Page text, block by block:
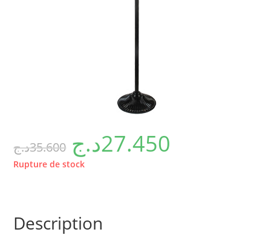
35.600د.ج 27.450د.ج
Rupture de stock
Description